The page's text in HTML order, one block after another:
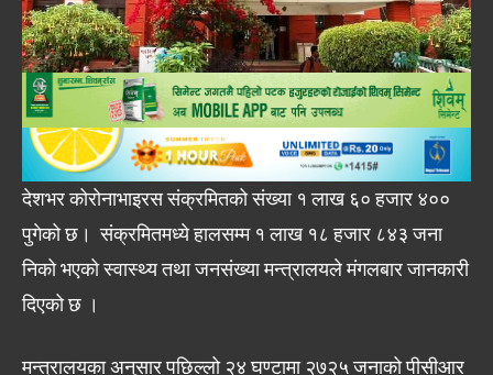
देशभर कोरोनाभाइरस संक्रमितको संख्या १ लाख ६० हजार ४००
पुगेको छ। संक्रमितमध्ये हालसम्म १ लाख १८ हजार ८४३ जना
निको भएको स्वास्थ्य तथा जनसंख्या मन्त्रालयले मंगलबार जानकारी
दिएको छ ।
मन्त्रालयका अनुसार पछिल्लो २४ घण्टामा २७२५ जनाको पीसीआर